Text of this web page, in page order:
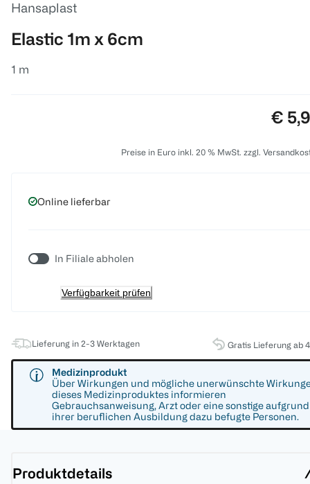
Hansaplast
Elastic 1m x 6cm
1 m
€
Preise in Euro inkl. 20 % MwSt. zzgl.
Online lieferbar
In Filiale abholen
Verfügbarkeit prüfen
Lieferung in 2-3 Werktagen Gratis Lieferung ab
Medizinprodukt
Über Wirkungen und mögliche unerwünschte
dieses Medizinproduktes informieren
Gebrauchsanweisung, Arzt oder eine sonstige aufgrund
ihrer beruflichen Ausbildung dazu befugte Personen.
Produktdetails